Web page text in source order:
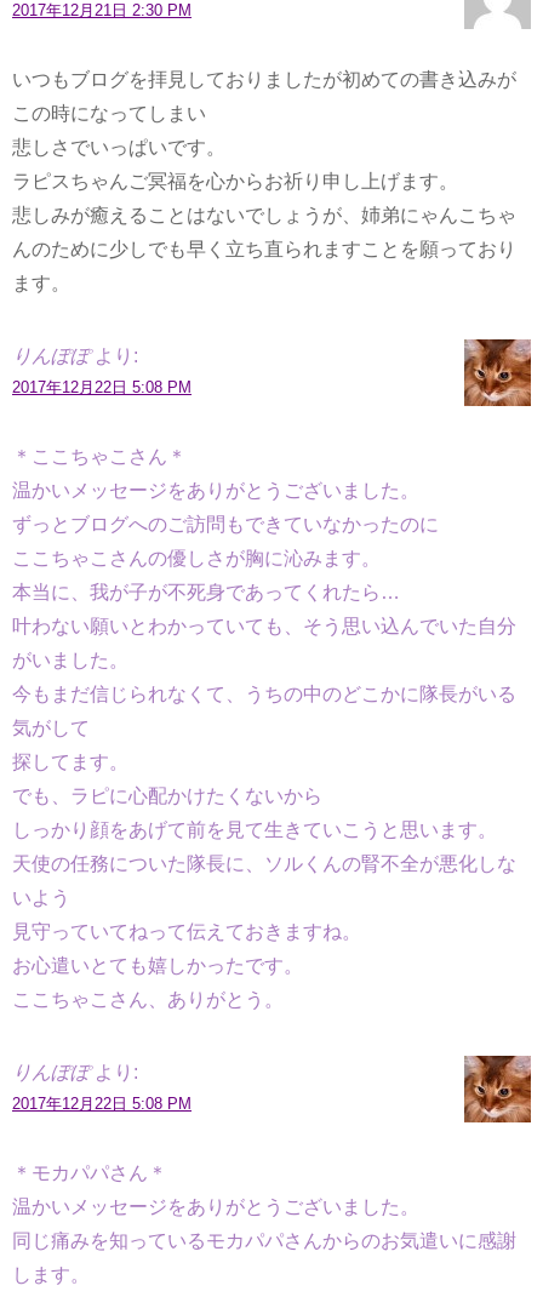
2017年12月21日 2:30 PM
いつもブログを拝見しておりましたが初めての書き込みが
この時になってしまい
悲しさでいっぱいです。
ラピスちゃんご冥福を心からお祈り申し上げます。
悲しみが癒えることはないでしょうが、姉弟にゃんこちゃ
んのために少しでも早く立ち直られますことを願っており
ます。
りんぽぽ より:
2017年12月22日 5:08 PM
＊ここちゃこさん＊
温かいメッセージをありがとうございました。
ずっとブログへのご訪問もできていなかったのに
ここちゃこさんの優しさが胸に沁みます。
本当に、我が子が不死身であってくれたら…
叶わない願いとわかっていても、そう思い込んでいた自分
がいました。
今もまだ信じられなくて、うちの中のどこかに隊長がいる
気がして
探してます。
でも、ラピに心配かけたくないから
しっかり顔をあげて前を見て生きていこうと思います。
天使の任務についた隊長に、ソルくんの腎不全が悪化しな
いよう
見守っていてねって伝えておきますね。
お心遣いとても嬉しかったです。
ここちゃこさん、ありがとう。
りんぽぽ より:
2017年12月22日 5:08 PM
＊モカパパさん＊
温かいメッセージをありがとうございました。
同じ痛みを知っているモカパパさんからのお気遣いに感謝
します。